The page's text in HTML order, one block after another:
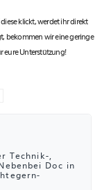
klickt, werdet ihr direkt
bekommen wir eine geringe
eure Unterstützung!
Technik-,
Doc in